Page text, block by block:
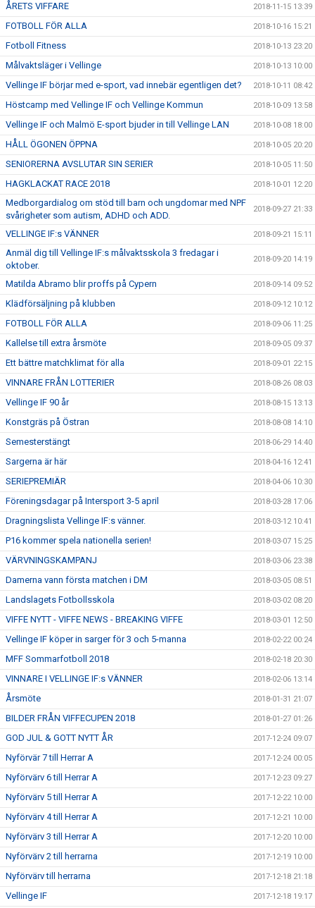
ÅRETS VIFFARE 2018-11-15 13:39
FOTBOLL FÖR ALLA 2018-10-16 15:21
Fotboll Fitness 2018-10-13 23:20
Målvaktsläger i Vellinge 2018-10-13 10:00
Vellinge IF börjar med e-sport, vad innebär egentligen det? 2018-10-11 08:42
Höstcamp med Vellinge IF och Vellinge Kommun 2018-10-09 13:58
Vellinge IF och Malmö E-sport bjuder in till Vellinge LAN 2018-10-08 18:00
HÅLL ÖGONEN ÖPPNA 2018-10-05 20:20
SENIORERNA AVSLUTAR SIN SERIER 2018-10-05 11:50
HAGKLACKAT RACE 2018 2018-10-01 12:20
Medborgardialog om stöd till barn och ungdomar med NPF
svårigheter som autism, ADHD och ADD.
2018-09-27 21:33
VELLINGE IF:s VÄNNER 2018-09-21 15:11
Anmäl dig till Vellinge IF:s målvaktsskola 3 fredagar i
oktober.
2018-09-20 14:19
Matilda Abramo blir proffs på Cypern 2018-09-14 09:52
Klädförsäljning på klubben 2018-09-12 10:12
FOTBOLL FÖR ALLA 2018-09-06 11:25
Kallelse till extra årsmöte 2018-09-05 09:37
Ett bättre matchklimat för alla 2018-09-01 22:15
VINNARE FRÅN LOTTERIER 2018-08-26 08:03
Vellinge IF 90 år 2018-08-15 13:13
Konstgräs på Östran 2018-08-08 14:10
Semesterstängt 2018-06-29 14:40
Sargerna är här 2018-04-16 12:41
SERIEPREMIÄR 2018-04-06 10:30
Föreningsdagar på Intersport 3-5 april 2018-03-28 17:06
Dragningslista Vellinge IF:s vänner. 2018-03-12 10:41
P16 kommer spela nationella serien! 2018-03-07 15:25
VÄRVNINGSKAMPANJ 2018-03-06 23:38
Damerna vann första matchen i DM 2018-03-05 08:51
Landslagets Fotbollsskola 2018-03-02 08:20
VIFFE NYTT - VIFFE NEWS - BREAKING VIFFE 2018-03-01 12:50
Vellinge IF köper in sarger för 3 och 5-manna 2018-02-22 00:24
MFF Sommarfotboll 2018 2018-02-18 20:30
VINNARE I VELLINGE IF:s VÄNNER 2018-02-06 13:14
Årsmöte 2018-01-31 21:07
BILDER FRÅN VIFFECUPEN 2018 2018-01-27 01:26
GOD JUL & GOTT NYTT ÅR 2017-12-24 09:07
Nyförvär 7 till Herrar A 2017-12-24 00:05
Nyförvärv 6 till Herrar A 2017-12-23 09:27
Nyförvärv 5 till Herrar A 2017-12-22 10:00
Nyförvärv 4 till Herrar A 2017-12-21 10:00
Nyförvärv 3 till Herrar A 2017-12-20 10:00
Nyförvärv 2 till herrarna 2017-12-19 10:00
Nyförvärv till herrarna 2017-12-18 21:18
Vellinge IF 2017-12-18 19:17